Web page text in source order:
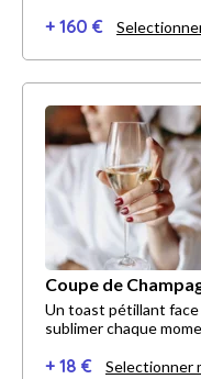
+ 160 €
Coupe de
Un toast pétillant face
sublimer chaque
+ 18 € Selectionner